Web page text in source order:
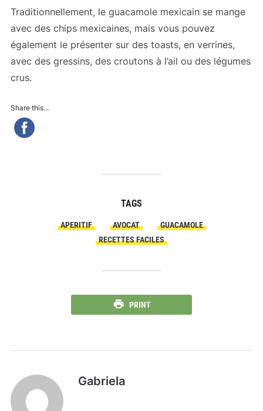
Traditionnellement, le guacamole mexicain se mange
avec des chips mexicaines, mais vous pouvez
également le présenter sur des toasts, en verrines,
avec des gressins, des croutons à l’ail ou des légumes
crus.
Share this...
TAGS
APERITIF AVOCAT
GUACAMOLE
RECETTES FACILES
PRINT
Gabriela